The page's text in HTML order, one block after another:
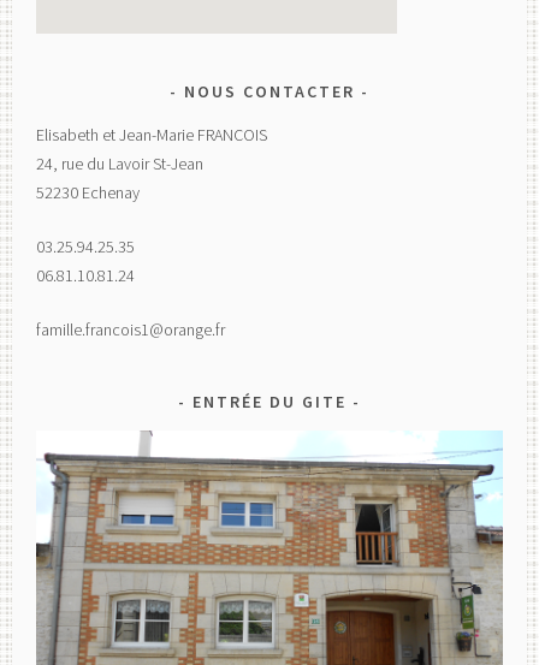
NOUS CONTACTER
Elisabeth et Jean-Marie FRANCOIS
24, rue du Lavoir St-Jean
52230 Echenay
03.25.94.25.35
06.81.10.81.24
famille.francois1@orange.fr
ENTRÉE DU GITE